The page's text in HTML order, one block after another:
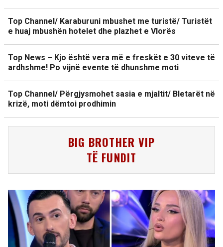
Top Channel/ Karaburuni mbushet me turistë/ Turistët
e huaj mbushën hotelet dhe plazhet e Vlorës
Top News – Kjo është vera më e freskët e 30 viteve të
ardhshme! Po vijnë evente të dhunshme moti
Top Channel/ Përgjysmohet sasia e mjaltit/ Bletarët në
krizë, moti dëmtoi prodhimin
BIG BROTHER VIP
TË FUNDIT